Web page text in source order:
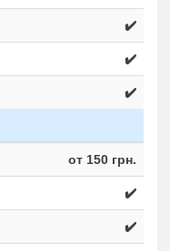
✔️
✔️
✔️
от 150 грн.
✔️
✔️